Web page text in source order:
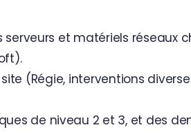
et matériels réseaux
(Régie, interventions
de niveau 2 et 3, et des